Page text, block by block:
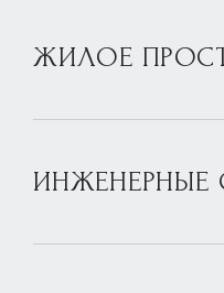
ЖИЛОЕ
ИНЖЕНЕРНЫЕ